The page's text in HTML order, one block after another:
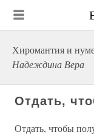
Хиромантия и
Надеждина Вера
Отдать,
Отдать, чтобы